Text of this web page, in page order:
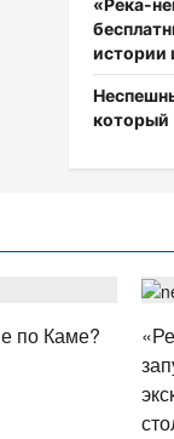
«Река-
истории
который
по Каме?